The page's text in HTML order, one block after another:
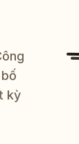
kỳ